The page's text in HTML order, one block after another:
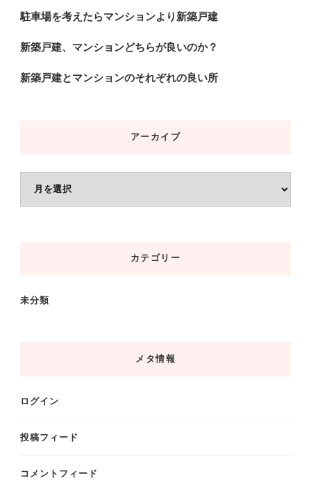
駐車場を考えたらマンションより新築戸建
新築戸建、マンションどちらが良いのか？
新築戸建とマンションのそれぞれの良い所
アーカイブ
カテゴリー
未分類
メタ情報
ログイン
投稿フィード
コメントフィード